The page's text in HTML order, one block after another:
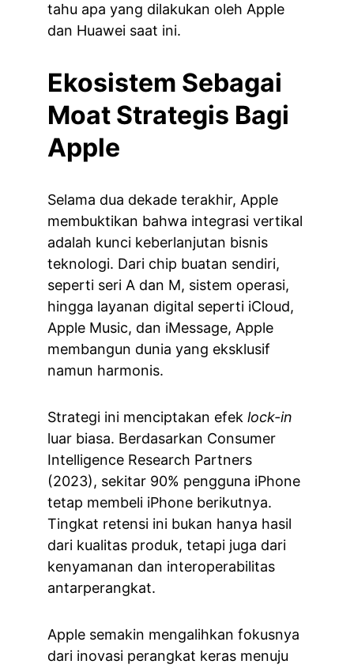
tahu apa yang dilakukan oleh Apple
dan Huawei saat ini.
Ekosistem Sebagai
Moat Strategis Bagi
Apple
Selama dua dekade terakhir, Apple
membuktikan bahwa integrasi vertikal
adalah kunci keberlanjutan bisnis
teknologi. Dari chip buatan sendiri,
seperti seri A dan M, sistem operasi,
hingga layanan digital seperti iCloud,
Apple Music, dan iMessage, Apple
membangun dunia yang eksklusif
namun harmonis.
Strategi ini menciptakan efek lock-in
luar biasa. Berdasarkan Consumer
Intelligence Research Partners
(2023), sekitar 90% pengguna iPhone
tetap membeli iPhone berikutnya.
Tingkat retensi ini bukan hanya hasil
dari kualitas produk, tetapi juga dari
kenyamanan dan interoperabilitas
antarperangkat.
Apple semakin mengalihkan fokusnya
dari inovasi perangkat keras menuju